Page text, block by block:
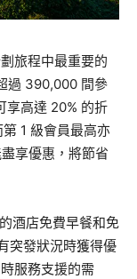
旅程中最重要的
過 390,000 間參
享高達 20% 的折
1 級會員最高亦
享優惠，將節省
酒店免費早餐和免
突發狀況時獲得優
服務支援的需